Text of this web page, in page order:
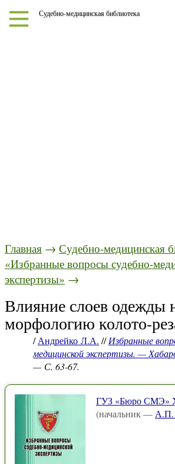
Судебно-медицинская библиотека
Главная → Судебно-медицинская
«Избранные вопросы судебно-
экспертизы» →
Влияние слоев одежды
морфологию колото-
/Андрейко Л.А. //Избранные
медицинской экспертизы. —
— С. 63-67.
ГУЗ «Бюро СМЭ»
(начальник — А.П.